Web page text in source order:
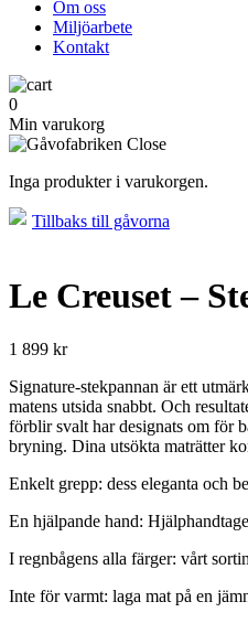
Om oss
Miljöarbete
Kontakt
0
Min varukorg
Inga produkter i varukorgen.
Tillbaks till gåvorna
Le Creuset –
1 899 kr
Signature-stekpannan är ett
matens utsida snabbt. Och
förblir svalt har designats om för
bryning. Dina utsökta maträtter
Enkelt grepp: dess eleganta och
En hjälpande hand:
I regnbågens alla färger: vårt
Inte för varmt: laga mat på en